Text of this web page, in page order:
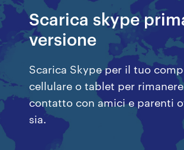
Scarica skype
versione
Scarica Skype per il tuo
cellulare o tablet per
contatto con amici e parenti
sia.